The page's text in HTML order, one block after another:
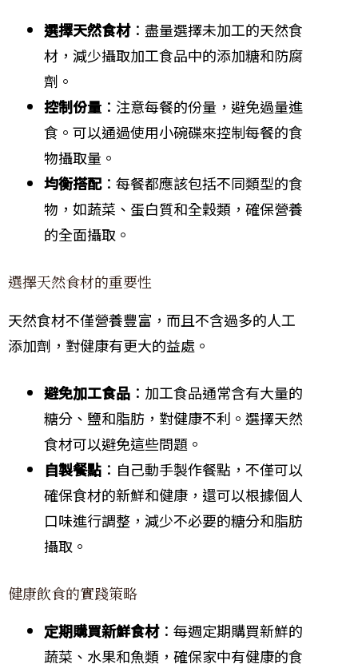
選擇天然食材：盡量選擇未加工的天然食
材，減少攝取加工食品中的添加糖和防腐
劑。
控制份量 ：注意每餐的份量，避免過量進
食。可以通過使用小碗碟來控制每餐的食
物攝取量。
均衡搭配：每餐都應該包括不同類型的食
物，如蔬菜、蛋白質和全穀類，確保營養
的全面攝取。
選擇天然食材的重要性
天然食材不僅營養豐富，而且不含過多的人工
添加劑，對健康有更大的益處。
避免加工食品 ：加工食品通常含有大量的
糖分、鹽和脂肪，對健康不利。選擇天然
食材可以避免這些問題。
自製餐點 ：自己動手製作餐點，不僅可以
確保食材的新鮮和健康，還可以根據個人
口味進行調整，減少不必要的糖分和脂肪
攝取。
健康飲食的實踐策略
定期購買新鮮食材：每週定期購買新鮮的
蔬菜、水果和魚類，確保家中有健康的食